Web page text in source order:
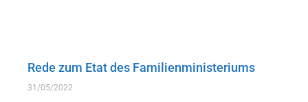
Rede zum Etat des Familienministeriums
31/05/2022